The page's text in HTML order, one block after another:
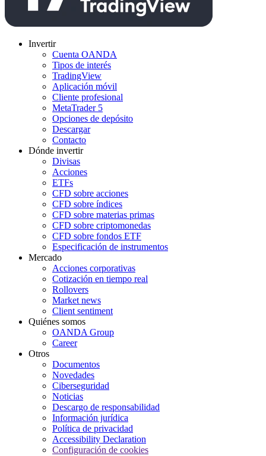
Invertir
Cuenta OANDA
Tipos de interés
TradingView
Aplicación móvil
Cliente profesional
MetaTrader 5
Opciones de depósito
Descargar
Contacto
Dónde invertir
Divisas
Acciones
ETFs
CFD sobre acciones
CFD sobre índices
CFD sobre materias primas
CFD sobre criptomonedas
CFD sobre fondos ETF
Especificación de instrumentos
Mercado
Acciones corporativas
Cotización en tiempo real
Rollovers
Market news
Client sentiment
Quiénes somos
OANDA Group
Career
Otros
Documentos
Novedades
Ciberseguridad
Noticias
Descargo de responsabilidad
Información jurídica
Política de privacidad
Accessibility Declaration
Configuración de cookies